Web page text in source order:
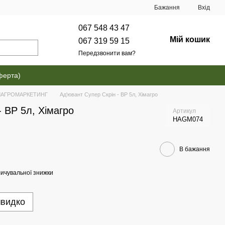
Бажання Вхід
067 548 43 47
067 319 59 15
Передзвонити вам?
Мій кошик
Ад'ювант Супер Скрін - ВР 5л, Хімагро
ВР 5л, Хімагро Артикул
HAGM074
В бажання
знижки